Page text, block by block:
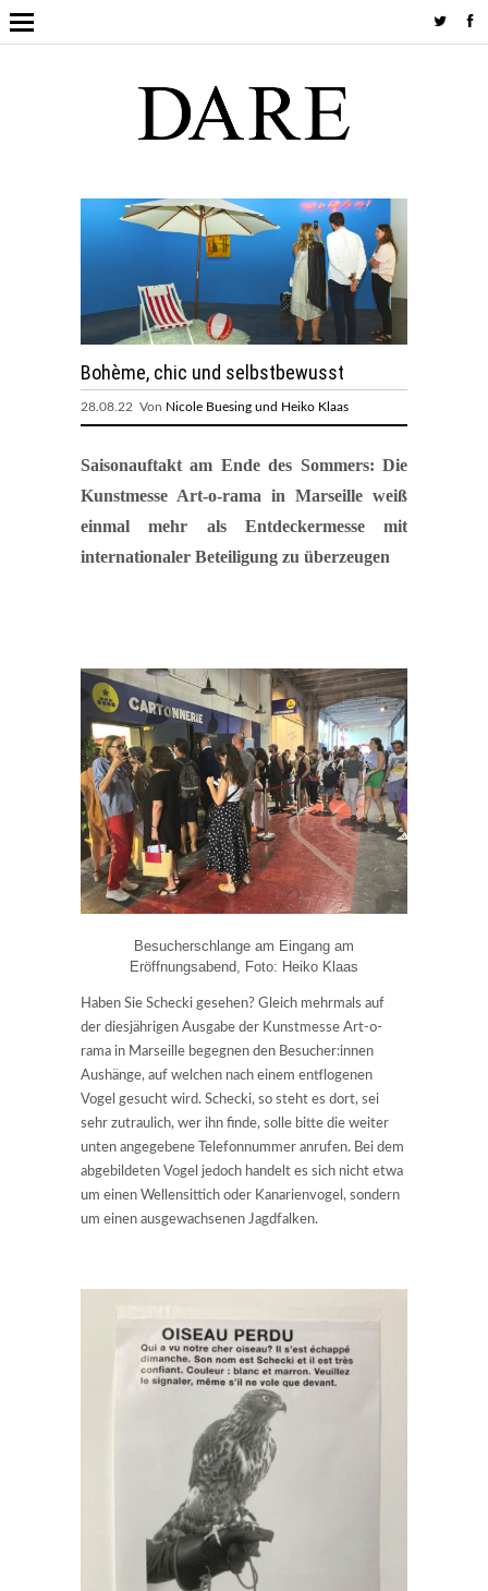
Bohème, chic und selbstbewusst
28.08.22 Von Nicole Buesing und Heiko Klaas
Saisonauftakt am Ende des Sommers: Die
Kunstmesse Art-o-rama in Marseille weiß
einmal mehr als Entdeckermesse mit
internationaler Beteiligung zu überzeugen
Besucherschlange am Eingang am
Eröffnungsabend, Foto: Heiko Klaas
Haben Sie Schecki gesehen? Gleich mehrmals auf
der diesjährigen Ausgabe der Kunstmesse Art-o-
rama in Marseille begegnen den Besucher:innen
Aushänge, auf welchen nach einem entflogenen
Vogel gesucht wird. Schecki, so steht es dort, sei
sehr zutraulich, wer ihn finde, solle bitte die weiter
unten angegebene Telefonnummer anrufen. Bei dem
abgebildeten Vogel jedoch handelt es sich nicht etwa
um einen Wellensittich oder Kanarienvogel, sondern
um einen ausgewachsenen Jagdfalken.